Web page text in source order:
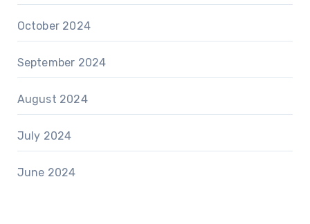
October 2024
September 2024
August 2024
July 2024
June 2024